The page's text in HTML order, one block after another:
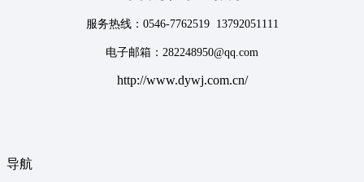
服务热线：0546-7762519 13792051111
电子邮箱：282248950@qq.com
http://www.dywj.com.cn/
导航